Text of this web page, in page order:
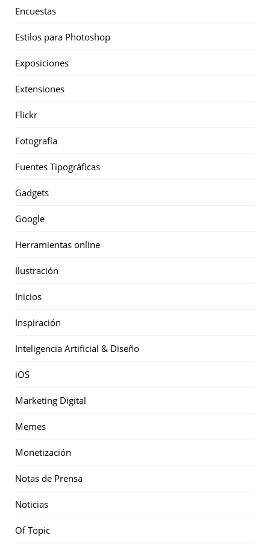
Encuestas
Estilos para Photoshop
Exposiciones
Extensiones
Flickr
Fotografía
Fuentes Tipográficas
Gadgets
Google
Herramientas online
Ilustración
Inicios
Inspiración
Inteligencia Artificial & Diseño
iOS
Marketing Digital
Memes
Monetización
Notas de Prensa
Noticias
Of Topic